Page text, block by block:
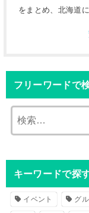
をまとめ、北海道
フリーワードで
キーワードで探
イベント グ